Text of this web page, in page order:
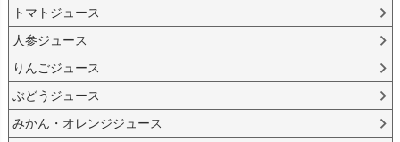
トマトジュース
人参ジュース
りんごジュース
ぶどうジュース
みかん・オレンジジュース